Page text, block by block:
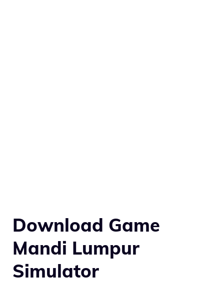
Download Game
Mandi Lumpur
Simulator